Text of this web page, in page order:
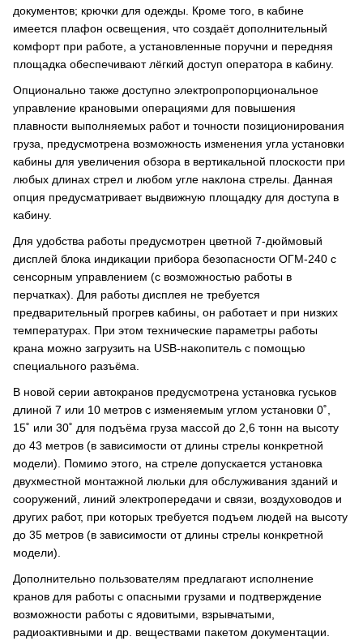
документов; крючки для одежды. Кроме того, в кабине
имеется плафон освещения, что создаёт дополнительный
комфорт при работе, а установленные поручни и передняя
площадка обеспечивают лёгкий доступ оператора в кабину.
Опционально также доступно электропропорциональное
управление крановыми операциями для повышения
плавности выполняемых работ и точности позиционирования
груза, предусмотрена возможность изменения угла установки
кабины для увеличения обзора в вертикальной плоскости при
любых длинах стрел и любом угле наклона стрелы. Данная
опция предусматривает выдвижную площадку для доступа в
кабину.
Для удобства работы предусмотрен цветной 7-дюймовый
дисплей блока индикации прибора безопасности ОГМ-240 с
сенсорным управлением (с возможностью работы в
перчатках). Для работы дисплея не требуется
предварительный прогрев кабины, он работает и при низких
температурах. При этом технические параметры работы
крана можно загрузить на USB-накопитель с помощью
специального разъёма.
В новой серии автокранов предусмотрена установка гуськов
длиной 7 или 10 метров с изменяемым углом установки 0˚,
15˚ или 30˚ для подъёма груза массой до 2,6 тонн на высоту
до 43 метров (в зависимости от длины стрелы конкретной
модели). Помимо этого, на стреле допускается установка
двухместной монтажной люльки для обслуживания зданий и
сооружений, линий электропередачи и связи, воздуховодов и
других работ, при которых требуется подъем людей на высоту
до 35 метров (в зависимости от длины стрелы конкретной
модели).
Дополнительно пользователям предлагают исполнение
кранов для работы с опасными грузами и подтверждение
возможности работы с ядовитыми, взрывчатыми,
радиоактивными и др. веществами пакетом документации.